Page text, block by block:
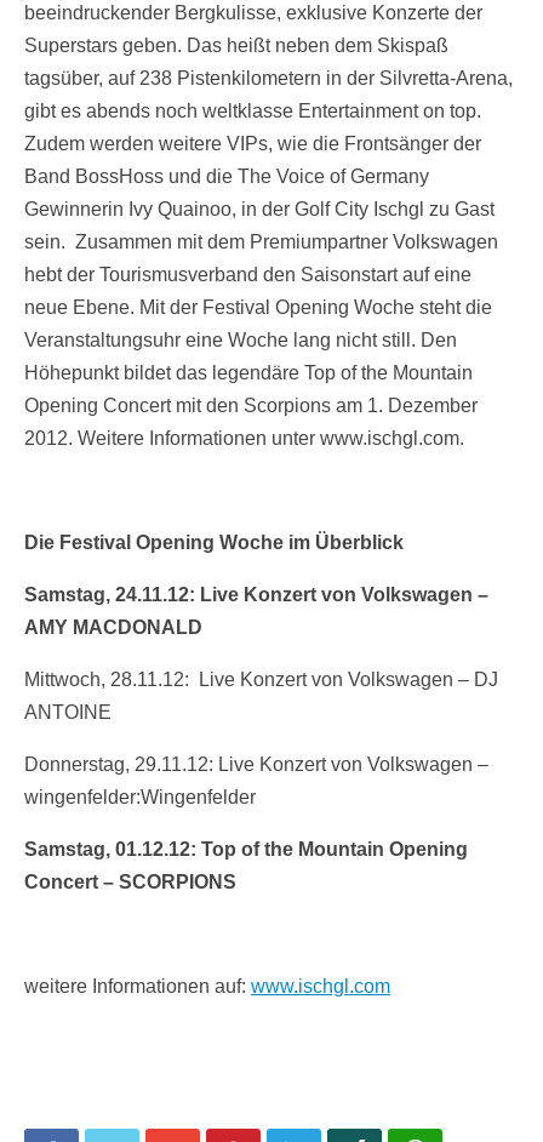
beeindruckender Bergkulisse, exklusive Konzerte der
Superstars geben. Das heißt neben dem Skispaß
tagsüber, auf 238 Pistenkilometern in der Silvretta-Arena,
gibt es abends noch weltklasse Entertainment on top.
Zudem werden weitere VIPs, wie die Frontsänger der
Band BossHoss und die The Voice of Germany
Gewinnerin Ivy Quainoo, in der Golf City Ischgl zu Gast
sein. Zusammen mit dem Premiumpartner Volkswagen
hebt der Tourismusverband den Saisonstart auf eine
neue Ebene. Mit der Festival Opening Woche steht die
Veranstaltungsuhr eine Woche lang nicht still. Den
Höhepunkt bildet das legendäre Top of the Mountain
Opening Concert mit den Scorpions am 1. Dezember
2012. Weitere Informationen unter www.ischgl.com.
Die Festival Opening Woche im Überblick
Samstag, 24.11.12: Live Konzert von Volkswagen –
AMY MACDONALD
Mittwoch, 28.11.12: Live Konzert von Volkswagen – DJ
ANTOINE
Donnerstag, 29.11.12: Live Konzert von Volkswagen –
wingenfelder:Wingenfelder
Samstag, 01.12.12: Top of the Mountain Opening
Concert – SCORPIONS
weitere Informationen auf: www.ischgl.com